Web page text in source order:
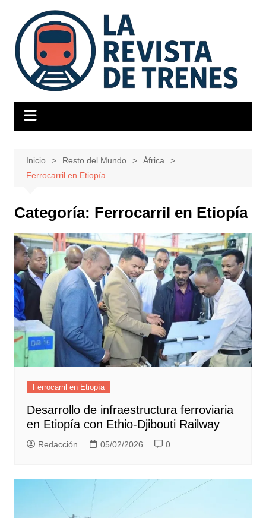
contenido
Inicio Resto del Mundo
África
Ferrocarril en Etiopía
Categoría: Ferrocarril en Etiopía
Ferrocarril en Etiopía
Desarrollo de infraestructura ferroviaria
en Etiopía con Ethio-Djibouti Railway
Redacción 05/02/2026 0